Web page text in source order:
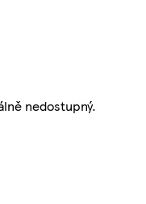
nedostupný.